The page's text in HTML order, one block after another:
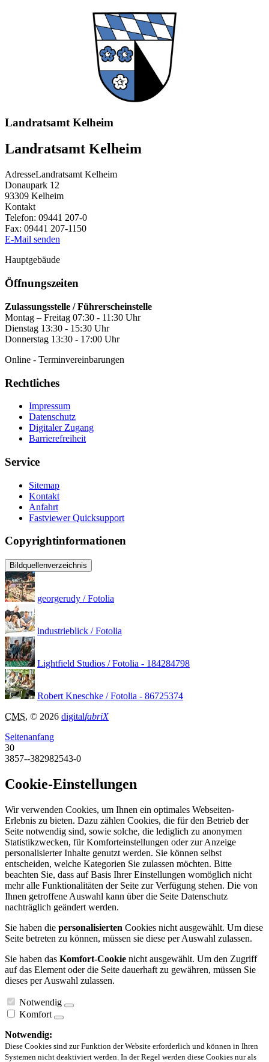
Landratsamt Kelheim
Landratsamt Kelheim
AdresseLandratsamt Kelheim
Donaupark 12
93309 Kelheim
Kontakt
Telefon: 09441 207-0
Fax: 09441 207-1150
E-Mail senden
Hauptgebäude
Öffnungszeiten
Zulassungsstelle / Führerscheinstelle
Montag – Freitag 07:30 - 11:30 Uhr
Dienstag 13:30 - 15:30 Uhr
Donnerstag 13:30 - 17:00 Uhr
Online - Terminvereinbarungen
Rechtliches
Impressum
Datenschutz
Digitaler Zugang
Barrierefreiheit
Service
Sitemap
Kontakt
Anfahrt
Fastviewer Quicksupport
Copyrightinformationen
Bildquellenverzeichnis
georgerudy / Fotolia
industrieblick / Fotolia
Lightfield Studios / Fotolia - 184284798
Robert Kneschke / Fotolia - 86725374
CMS, © 2026 digitalfabriX
Seitenanfang
30
3857--382982543-0
Cookie-Einstellungen
Wir verwenden Cookies, um Ihnen ein optimales Webseiten-
Erlebnis zu bieten. Dazu zählen Cookies, die für den Betrieb der
Seite notwendig sind, sowie solche, die lediglich zu anonymen
Statistikzwecken, für Komforteinstellungen oder zur Anzeige
personalisierter Inhalte genutzt werden. Sie können selbst
entscheiden, welche Kategorien Sie zulassen möchten. Bitte
beachten Sie, dass auf Basis Ihrer Einstellungen womöglich nicht
mehr alle Funktionalitäten der Seite zur Verfügung stehen. Die von
Ihnen getroffene Auswahl kann über die Seite Datenschutz
nachträglich geändert werden.
Sie haben die personalisierten Cookies nicht ausgewählt. Um diese
Seite betreten zu können, müssen sie diese per Auswahl zulassen.
Sie haben das Komfort-Cookie nicht ausgewählt. Um den Zugriff
auf das Element oder die Seite dauerhaft zu gewähren, müssen Sie
dieses per Auswahl zulassen.
Notwendig
Komfort
Notwendig:
Diese Cookies sind zur Funktion der Website erforderlich und können in Ihren
Systemen nicht deaktiviert werden. In der Regel werden diese Cookies nur als